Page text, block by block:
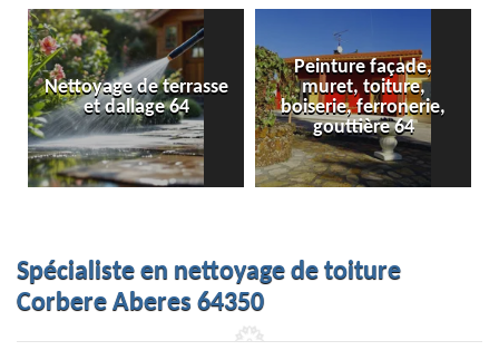
Peinture façade,
muret, toiture,
boiserie, ferronerie,
gouttière 64
Peinture de clôture 64
Spécialiste en nettoyage de toiture
Corbere Aberes 64350